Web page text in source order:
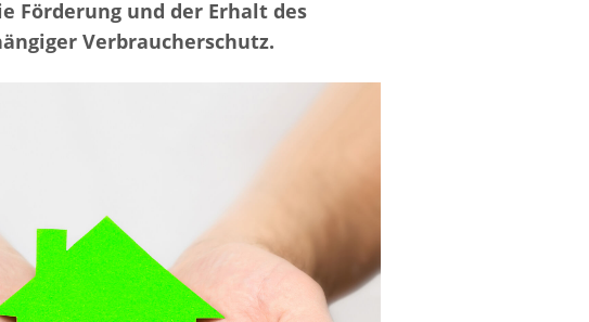
Förderung und der Erhalt des
Verbraucherschutz.